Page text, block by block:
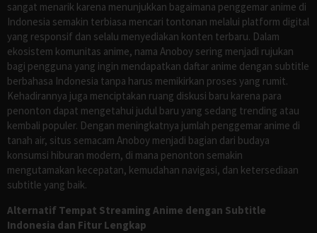
sangat menarik karena menunjukkan bagaimana penggemar anime di
Indonesia semakin terbiasa mencari tontonan melalui platform digital
yang responsif dan selalu menyediakan konten terbaru. Dalam
ekosistem komunitas anime, nama Anoboy sering menjadi rujukan
bagi pengguna yang ingin mendapatkan daftar anime dengan subtitle
berbahasa Indonesia tanpa harus memikirkan proses yang rumit.
Kehadirannya juga menciptakan ruang diskusi baru karena para
penonton dapat mengetahui judul baru yang sedang trending atau
kembali populer. Dengan meningkatnya jumlah penggemar anime di
tanah air, situs semacam Anoboy menjadi bagian dari budaya
konsumsi hiburan modern, di mana penonton semakin
mengutamakan kecepatan, kemudahan navigasi, dan ketersediaan
subtitle yang baik.
Alternatif Tempat Streaming Anime dengan Subtitle
Indonesia dan Fitur Lengkap